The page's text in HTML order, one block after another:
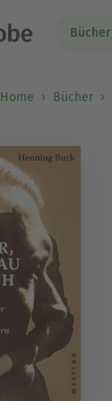
Bücher
Home Bücher